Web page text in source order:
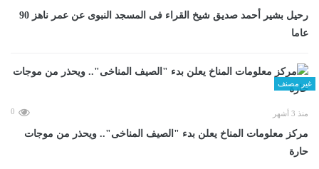
رحيل بشير أحمد صديق شيخ القراء فى المسجد النبوى عن عمر ناهز 90
عاما
غير مصنف
منذ 3 أشهر 0
مركز معلومات المناخ يعلن بدء "الصيف المناخى".. ويحذر من موجات
حارة